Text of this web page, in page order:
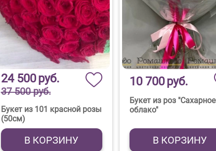
37 500 руб.
24 500руб.
Букет из 101 красной розы
(50см)
В КОРЗИНУ
10 700руб.
Букет из роз "Сахарное
облако"
В КОРЗИНУ